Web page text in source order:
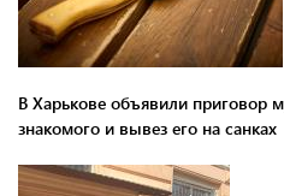
В Харькове объявили приговор
знакомого и вывез его на санках